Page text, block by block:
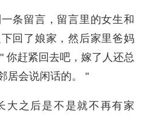
条留言，留言里的女生和
回了娘家，然后家里爸妈
你赶紧回去吧，嫁了人还总
居会说闲话的。 "
大之后是不是就不再有家